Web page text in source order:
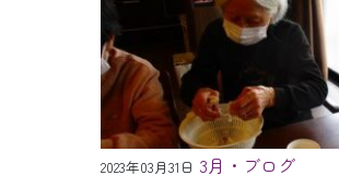
2023年03月31日 3月・ブログ